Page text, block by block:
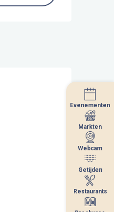
Evenementen
Markten
Webcam
Getijden
Restaurants